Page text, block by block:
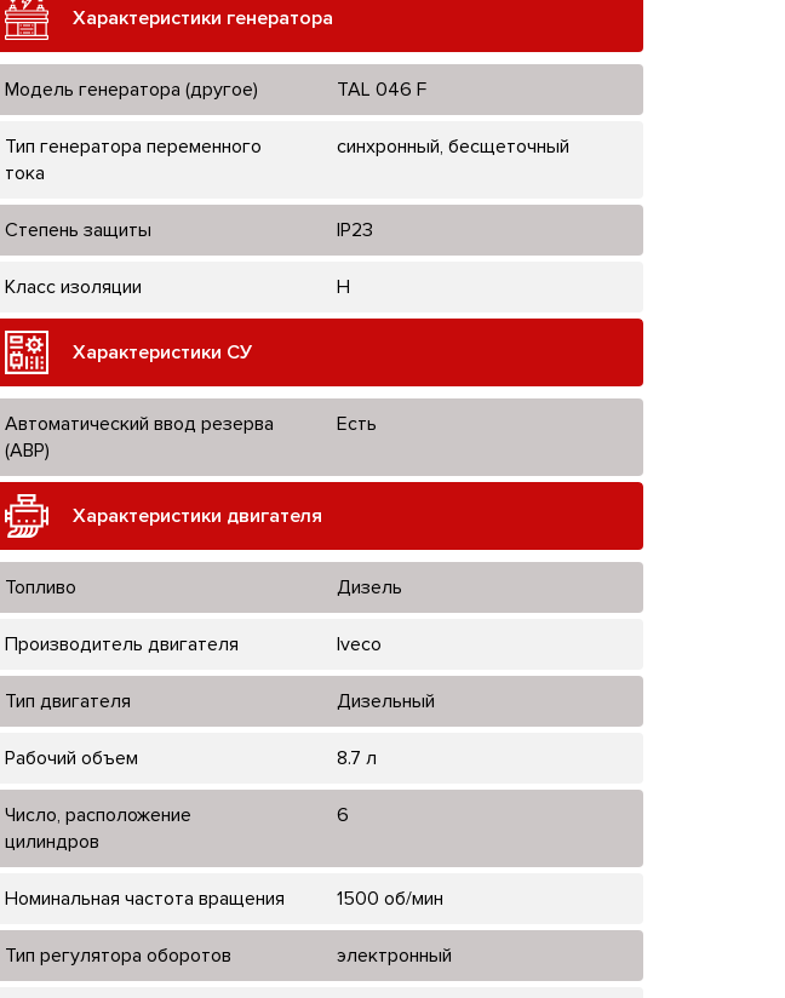
Характеристики генератора
Модель генератора (другое) TAL 046 F
Тип генератора переменного
тока
синхронный, бесщеточный
Степень защиты IP23
Класс изоляции H
Характеристики СУ
Автоматический ввод резерва
(АВР)
Есть
Характеристики двигателя
Топливо Дизель
Производитель двигателя Iveco
Тип двигателя Дизельный
Рабочий объем 8.7 л
Число, расположение
цилиндров
6
Номинальная частота вращения 1500 об/мин
Тип регулятора оборотов электронный